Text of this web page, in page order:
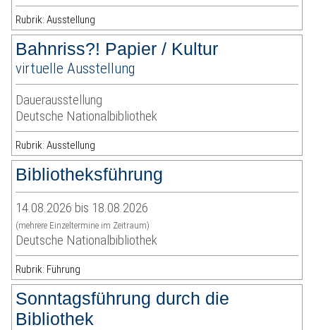
Rubrik: Ausstellung
Bahnriss?! Papier / Kultur
virtuelle Ausstellung
Dauerausstellung
Deutsche Nationalbibliothek
Rubrik: Ausstellung
Bibliotheksführung
14.08.2026 bis 18.08.2026
(mehrere Einzeltermine im Zeitraum)
Deutsche Nationalbibliothek
Rubrik: Führung
Sonntagsführung durch die
Bibliothek